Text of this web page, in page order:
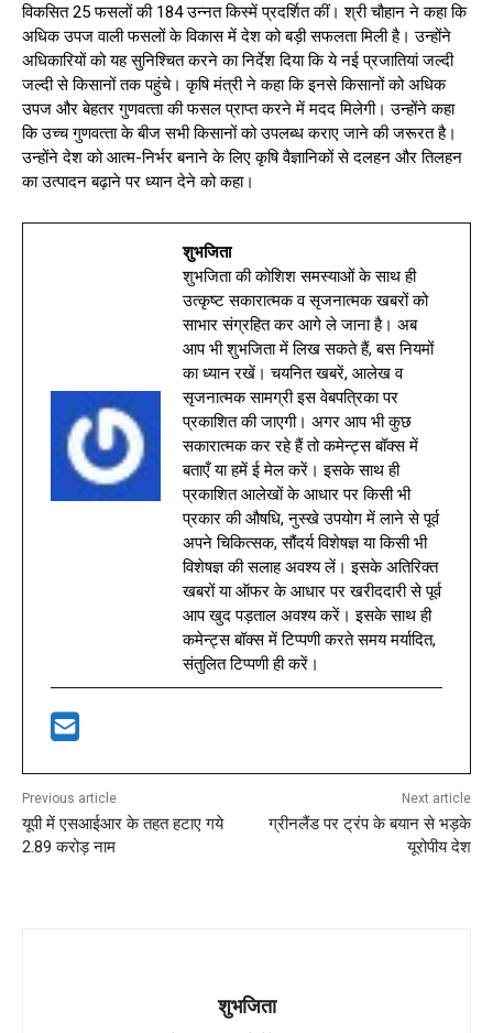
विकसित 25 फसलों की 184 उन्‍नत किस्‍में प्रदर्शित कीं। श्री चौहान ने कहा कि
अधिक उपज वाली फसलों के विकास में देश को बड़ी सफलता मिली है। उन्‍होंने
अधिकारियों को यह सुनिश्‍चित करने का निर्देश दिया कि ये नई प्रजातियां जल्‍दी
जल्‍दी से किसानों तक पहुंचे। कृषि मंत्री ने कहा कि इनसे किसानों को अधिक
उपज और बेहतर गुणवत्‍ता की फसल प्राप्‍त करने में मदद मिलेगी। उन्‍होंने कहा
कि उच्‍च गुणवत्‍ता के बीज सभी किसानों को उपलब्‍ध कराए जाने की जरूरत है।
उन्‍होंने देश को आत्‍म-निर्भर बनाने के लिए कृषि वैज्ञानिकों से दलहन और तिलहन
का उत्‍पादन बढ़ाने पर ध्‍यान देने को कहा।
शुभजिता
शुभजिता की कोशिश समस्याओं के साथ ही
उत्कृष्ट सकारात्मक व सृजनात्मक खबरों को
साभार संग्रहित कर आगे ले जाना है। अब
आप भी शुभजिता में लिख सकते हैं, बस नियमों
का ध्यान रखें। चयनित खबरें, आलेख व
सृजनात्मक सामग्री इस वेबपत्रिका पर
प्रकाशित की जाएगी। अगर आप भी कुछ
सकारात्मक कर रहे हैं तो कमेन्ट्स बॉक्स में
बताएँ या हमें ई मेल करें। इसके साथ ही
प्रकाशित आलेखों के आधार पर किसी भी
प्रकार की औषधि, नुस्खे उपयोग में लाने से पूर्व
अपने चिकित्सक, सौंदर्य विशेषज्ञ या किसी भी
विशेषज्ञ की सलाह अवश्य लें। इसके अतिरिक्त
खबरों या ऑफर के आधार पर खरीददारी से पूर्व
आप खुद पड़ताल अवश्य करें। इसके साथ ही
कमेन्ट्स बॉक्स में टिप्पणी करते समय मर्यादित,
संतुलित टिप्पणी ही करें।
Previous article
यूपी में एसआईआर के तहत हटाए गये
2.89 करोड़ नाम
Next article
ग्रीनलैंड पर ट्रंप के बयान से भड़के
यूरोपीय देश
शुभजिता